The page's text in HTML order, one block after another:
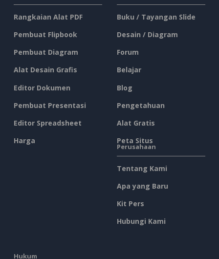
Rangkaian Alat PDF
Pembuat Flipbook
Pembuat Diagram
Alat Desain Grafis
Editor Dokumen
Pembuat Presentasi
Editor Spreadsheet
Harga
Buku / Tayangan Slide
Desain / Diagram
Forum
Belajar
Blog
Pengetahuan
Alat Gratis
Peta Situs
Perusahaan
Tentang Kami
Apa yang Baru
Kit Pers
Hubungi Kami
Hukum